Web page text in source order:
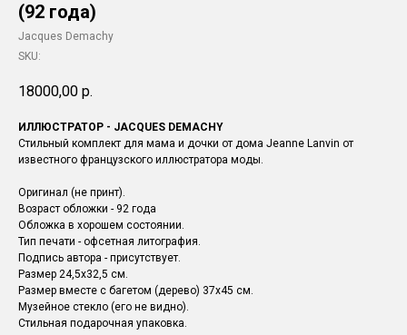
(92 года)
Jacques Demachy
SKU:
18000,00 р.
ИЛЛЮСТРАТОР - JACQUES DEMACHY
Стильный комплект для мама и дочки от дома Jeanne Lanvin от
известного французского иллюстратора моды.
Оригинал (не принт).
Возраст обложки - 92 года
Обложка в хорошем состоянии.
Тип печати - офсетная литография.
Подпись автора - присутствует.
Размер 24,5х32,5 см.
Размер вместе с багетом (дерево) 37х45 см.
Музейное стекло (его не видно).
Стильная подарочная упаковка.